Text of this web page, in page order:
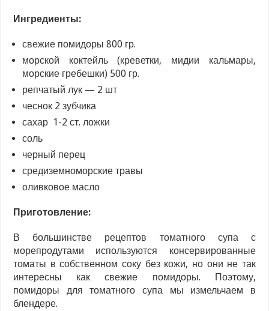
Ингредиенты:
свежие помидоры 800 гр.
морской коктейль (креветки, мидии кальмары,
морские гребешки) 500 гр.
репчатый лук — 2 шт
чеснок 2 зубчика
сахар 1-2 ст. ложки
соль
черный перец
средиземноморские травы
оливковое масло
Приготовление:
В большинстве рецептов томатного супа с
морепродутами используются консервированные
томаты в собственном соку без кожи, но они не так
интересны как свежие помидоры. Поэтому,
помидоры для томатного супа мы измельчаем в
блендере.